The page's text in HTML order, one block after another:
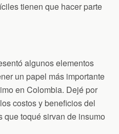
tienen que hacer parte
algunos elementos
un papel más importante
en Colombia. Dejé por
costos y beneficios del
que toqué sirvan de insumo